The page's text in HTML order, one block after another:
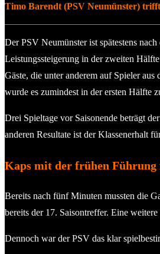
Timo Barendt (PSV Neumünster)
Der PSV Neumünster ist spätestens
Leistungssteigerung in der zweiten
Gäste, die unter anderem auf Spieler
wurde es zumindest in der ersten Hälfte
Drei Spieltage vor Saisonende beträgt
anderen Resultate ist der Klassenerhalt
Kaps mit der frühen Führung
Bereits nach fünf Minuten mussten die
bereits der 17. Saisontreffer. Eine
Dennoch war der PSV das klar